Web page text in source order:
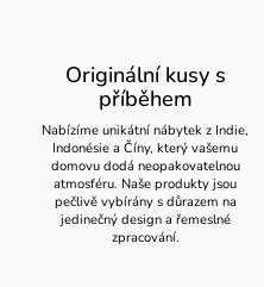
Originální kusy s
příběhem
Nabízíme unikátní nábytek z Indie,
Indonésie a Číny, který vašemu
domovu dodá neopakovatelnou
atmosféru. Naše produkty jsou
pečlivě vybírány s důrazem na
jedinečný design a řemeslné
zpracování.